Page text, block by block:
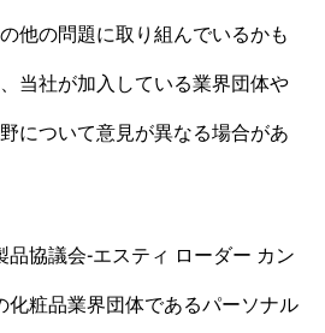
他の問題に取り組んでいるかも
当社が加入している業界団体や
について意見が異なる場合があ
品協議会-エスティ ローダー カン
化粧品業界団体であるパーソナル